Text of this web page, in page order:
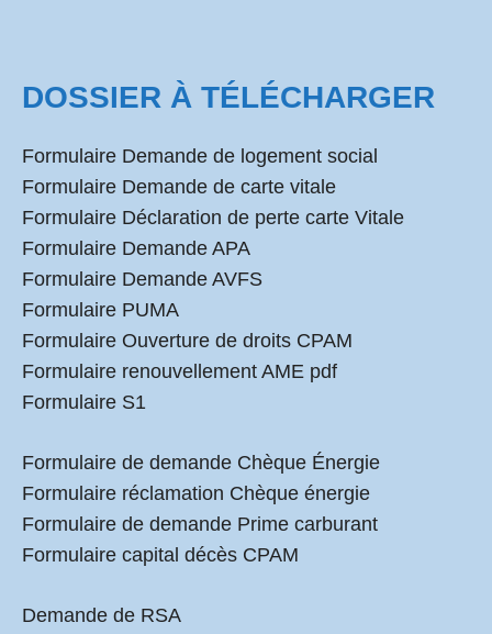
DOSSIER À TÉLÉCHARGER
Formulaire Demande de logement social
Formulaire Demande de carte vitale
Formulaire Déclaration de perte carte Vitale
Formulaire Demande APA
Formulaire Demande AVFS
Formulaire PUMA
Formulaire Ouverture de droits CPAM
Formulaire renouvellement AME pdf
Formulaire S1
Formulaire de demande Chèque Énergie
Formulaire réclamation Chèque énergie
Formulaire de demande Prime carburant
Formulaire capital décès CPAM
Demande de RSA